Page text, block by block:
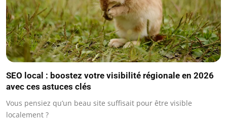
SEO local : boostez votre visibilité régionale en 2026
avec ces astuces clés
Vous pensiez qu’un beau site suffisait pour être visible
localement ?